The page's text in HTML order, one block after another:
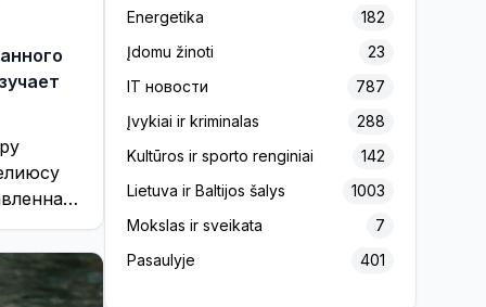
на
Energetika
182
Įdomu žinoti
23
IT новости
787
Įvykiai ir kriminalas
288
Kultūros ir sporto renginiai
142
Lietuva ir Baltijos šalys
1003
Mokslas ir sveikata
7
Pasaulyje
401